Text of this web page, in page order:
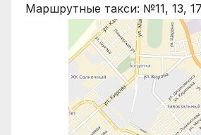
Маршрутные такси: №11, 13,